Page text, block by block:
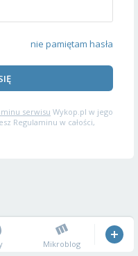
nie pamiętam hasła
serwisu Wykop.pl w jego
Regulaminu w całości,
Mikroblog